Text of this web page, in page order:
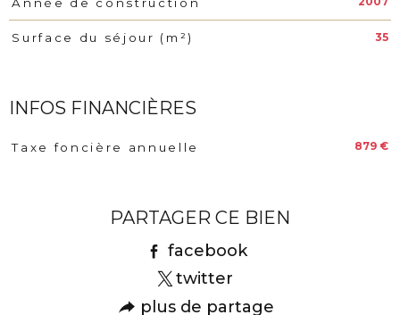
Surface du séjour (m²) 35
INFOS FINANCIÈRES
Caractéristiques Valeurs
Taxe foncière annuelle 879 €
PARTAGER CE BIEN
facebook
twitter
plus de partage